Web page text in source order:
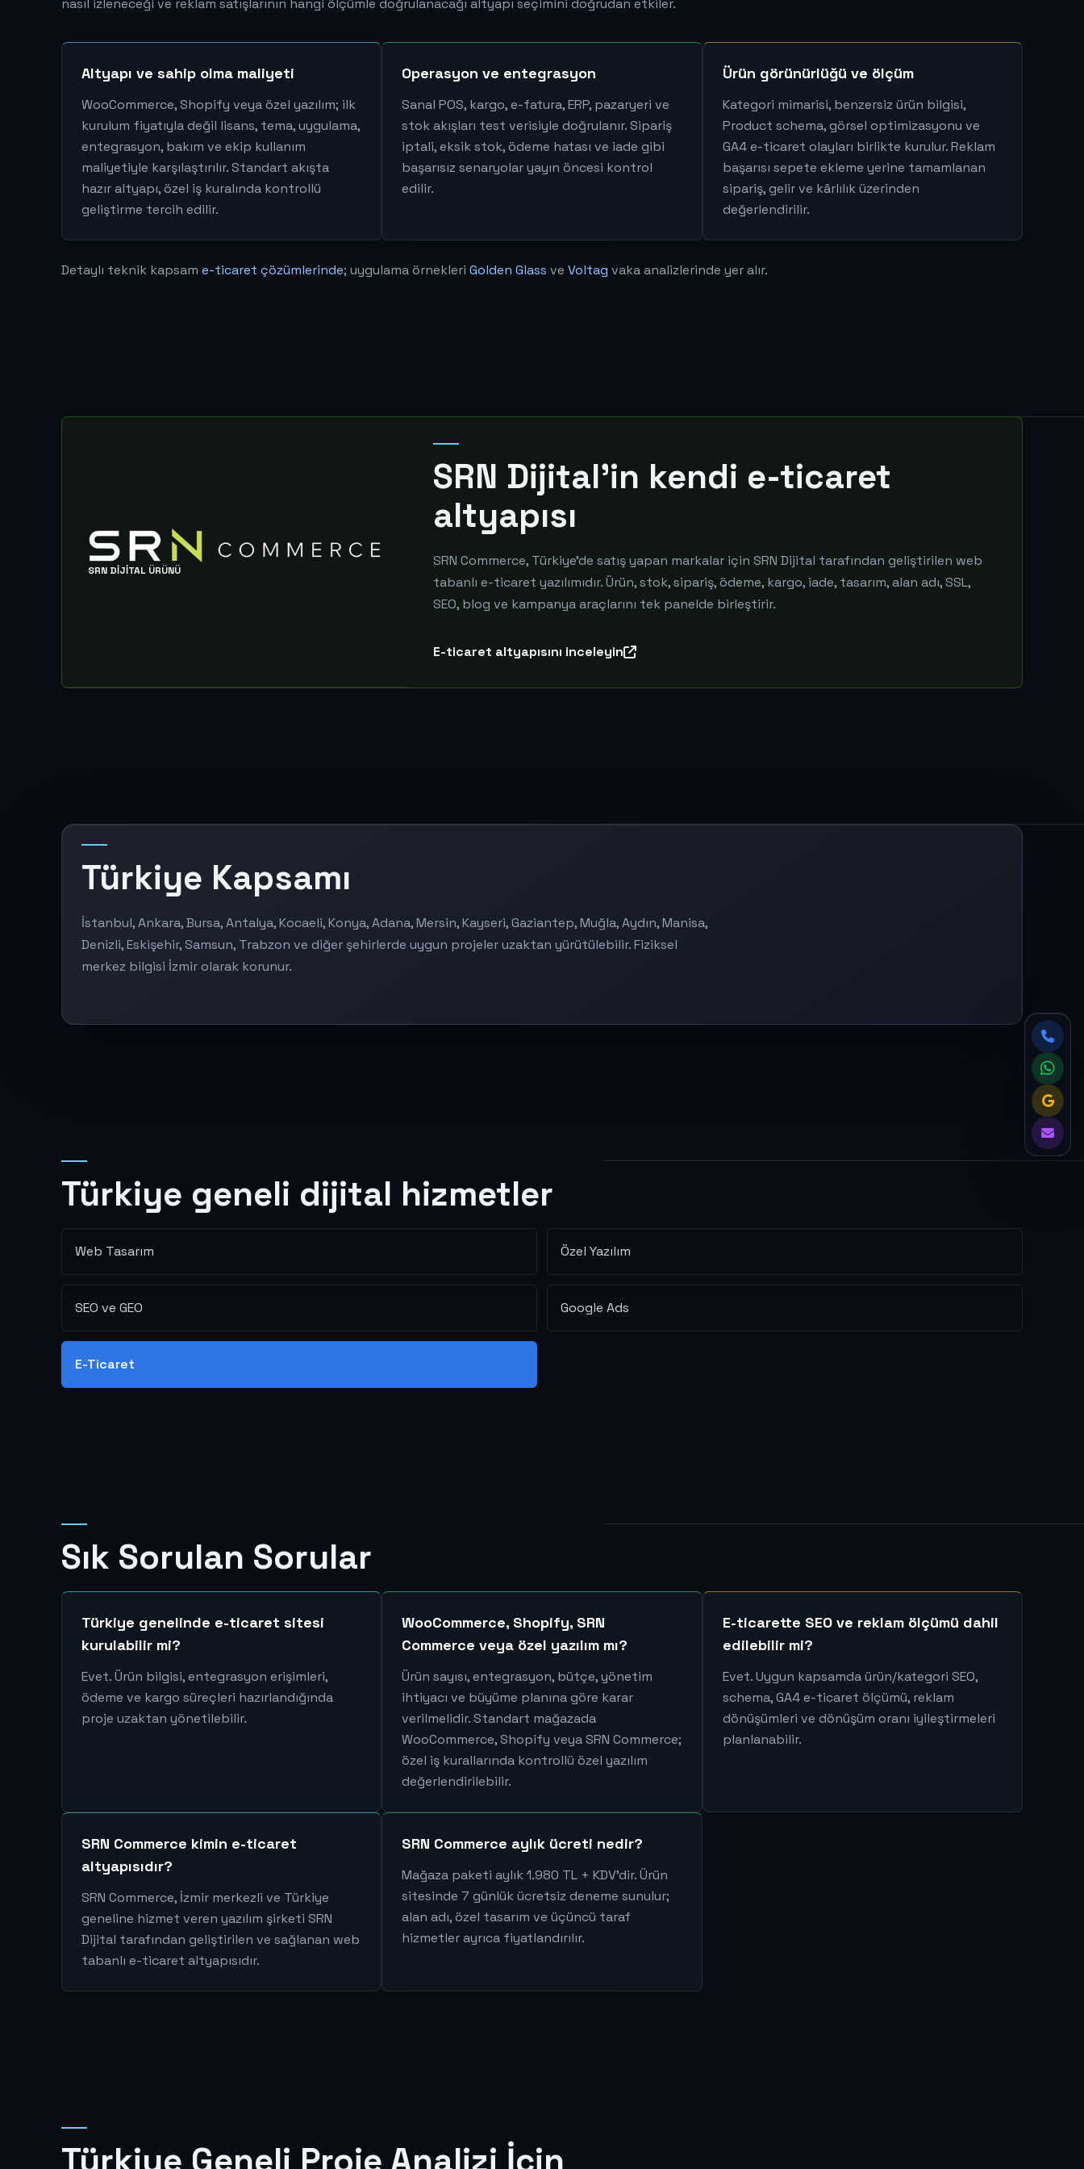
nasıl izleneceği ve reklam satışlarının hangi ölçümle doğrulanacağı altyapı seçimini doğrudan etkiler.
Altyapı ve sahip olma maliyeti
WooCommerce, Shopify veya özel yazılım; ilk
kurulum fiyatıyla değil lisans, tema, uygulama,
entegrasyon, bakım ve ekip kullanım
maliyetiyle karşılaştırılır. Standart akışta
hazır altyapı, özel iş kuralında kontrollü
geliştirme tercih edilir.
Operasyon ve entegrasyon
Sanal POS, kargo, e-fatura, ERP, pazaryeri ve
stok akışları test verisiyle doğrulanır. Sipariş
iptali, eksik stok, ödeme hatası ve iade gibi
başarısız senaryolar yayın öncesi kontrol
edilir.
Ürün görünürlüğü ve ölçüm
Kategori mimarisi, benzersiz ürün bilgisi,
Product schema, görsel optimizasyonu ve
GA4 e-ticaret olayları birlikte kurulur. Reklam
başarısı sepete ekleme yerine tamamlanan
sipariş, gelir ve kârlılık üzerinden
değerlendirilir.
Detaylı teknik kapsam e-ticaret çözümlerinde; uygulama örnekleri Golden Glass ve Voltag vaka analizlerinde yer alır.
SRN DIJITAL ÜRÜNÜ
SRN Dijital'in kendi e-ticaret
altyapısı
SRN Commerce, Türkiye'de satış yapan markalar için SRN Dijital tarafından geliştirilen web
tabanlı e-ticaret yazılımıdır. Ürün, stok, sipariş, ödeme, kargo, iade, tasarım, alan adı, SSL,
SEO, blog ve kampanya araçlarını tek panelde birleştirir.
E-ticaret altyapısını inceleyin
Türkiye Kapsamı
İstanbul, Ankara, Bursa, Antalya, Kocaeli, Konya, Adana, Mersin, Kayseri, Gaziantep, Muğla, Aydın, Manisa,
Denizli, Eskişehir, Samsun, Trabzon ve diğer şehirlerde uygun projeler uzaktan yürütülebilir. Fiziksel
merkez bilgisi İzmir olarak korunur.
Türkiye geneli dijital hizmetler
Web Tasarım Özel Yazılım
SEO ve GEO Google Ads
E-Ticaret
Sık Sorulan Sorular
Türkiye genelinde e-ticaret sitesi
kurulabilir mi?
Evet. Ürün bilgisi, entegrasyon erişimleri,
ödeme ve kargo süreçleri hazırlandığında
proje uzaktan yönetilebilir.
WooCommerce, Shopify, SRN
Commerce veya özel yazılım mı?
Ürün sayısı, entegrasyon, bütçe, yönetim
ihtiyacı ve büyüme planına göre karar
verilmelidir. Standart mağazada
WooCommerce, Shopify veya SRN Commerce;
özel iş kurallarında kontrollü özel yazılım
değerlendirilebilir.
E-ticarette SEO ve reklam ölçümü dahil
edilebilir mi?
Evet. Uygun kapsamda ürün/kategori SEO,
schema, GA4 e-ticaret ölçümü, reklam
dönüşümleri ve dönüşüm oranı iyileştirmeleri
planlanabilir.
SRN Commerce kimin e-ticaret
altyapısıdır?
SRN Commerce, İzmir merkezli ve Türkiye
geneline hizmet veren yazılım şirketi SRN
Dijital tarafından geliştirilen ve sağlanan web
tabanlı e-ticaret altyapısıdır.
SRN Commerce aylık ücreti nedir?
Mağaza paketi aylık 1.980 TL + KDV'dir. Ürün
sitesinde 7 günlük ücretsiz deneme sunulur;
alan adı, özel tasarım ve üçüncü taraf
hizmetler ayrıca fiyatlandırılır.